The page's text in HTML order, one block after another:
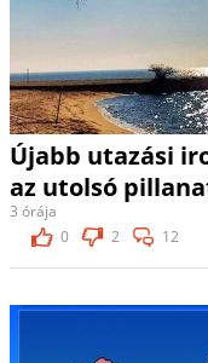
Újabb utazási
az utolsó
3 órája
0
2 12